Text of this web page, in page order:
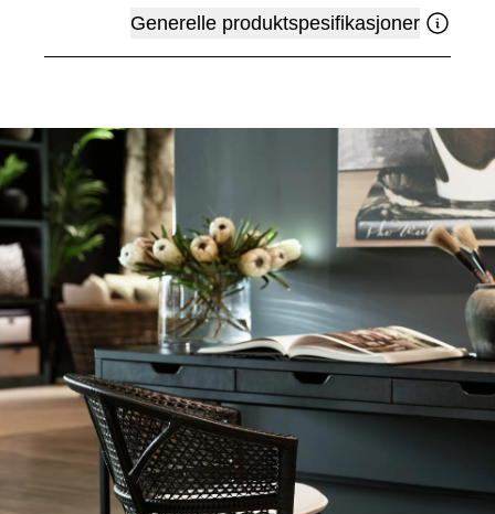
Generelle produktspesifikasjoner